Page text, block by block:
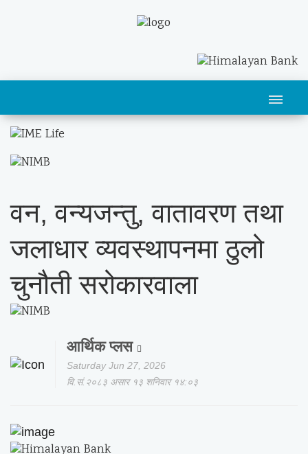
वन, वन्यजन्तु, वातावरण तथा
जलाधार व्यवस्थापनमा ठुलो
चुनौती सरोकारवाला
आर्थिक प्लस
Saturday Jun 27, 2026
वि.सं.२०८३ असार १३ शनिवार १४:०३